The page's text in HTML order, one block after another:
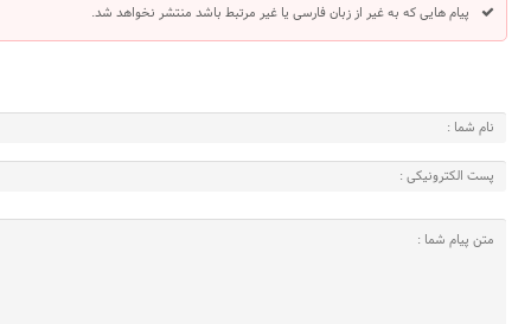
پیام هایی که به غیر از زبان فارسی یا غیر مرتبط باشد منتشر نخواهد شد.